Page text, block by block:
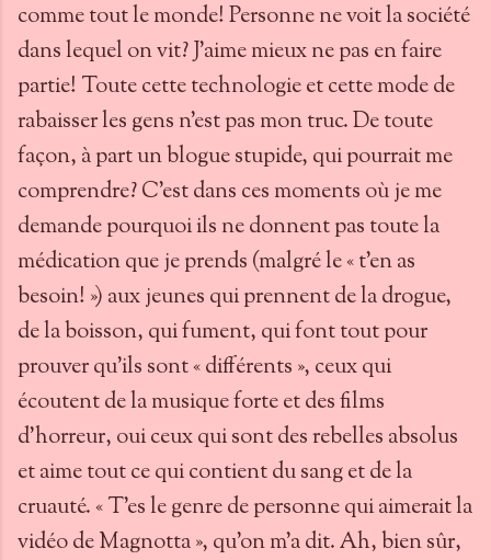
comme tout le monde! Personne ne voit la société
dans lequel on vit? J’aime mieux ne pas en faire
partie! Toute cette technologie et cette mode de
rabaisser les gens n’est pas mon truc. De toute
façon, à part un blogue stupide, qui pourrait me
comprendre? C’est dans ces moments où je me
demande pourquoi ils ne donnent pas toute la
médication que je prends (malgré le « t’en as
besoin! ») aux jeunes qui prennent de la drogue,
de la boisson, qui fument, qui font tout pour
prouver qu’ils sont « différents », ceux qui
écoutent de la musique forte et des films
d’horreur, oui ceux qui sont des rebelles absolus
et aime tout ce qui contient du sang et de la
cruauté. « T’es le genre de personne qui aimerait la
vidéo de Magnotta », qu’on m’a dit. Ah, bien sûr,